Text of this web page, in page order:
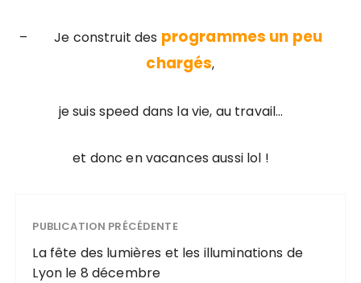
– Je construit des programmes un peu
chargés,
je suis speed dans la vie, au travail…
et donc en vacances aussi lol !
PUBLICATION PRÉCÉDENTE
La fête des lumières et les illuminations de
Lyon le 8 décembre